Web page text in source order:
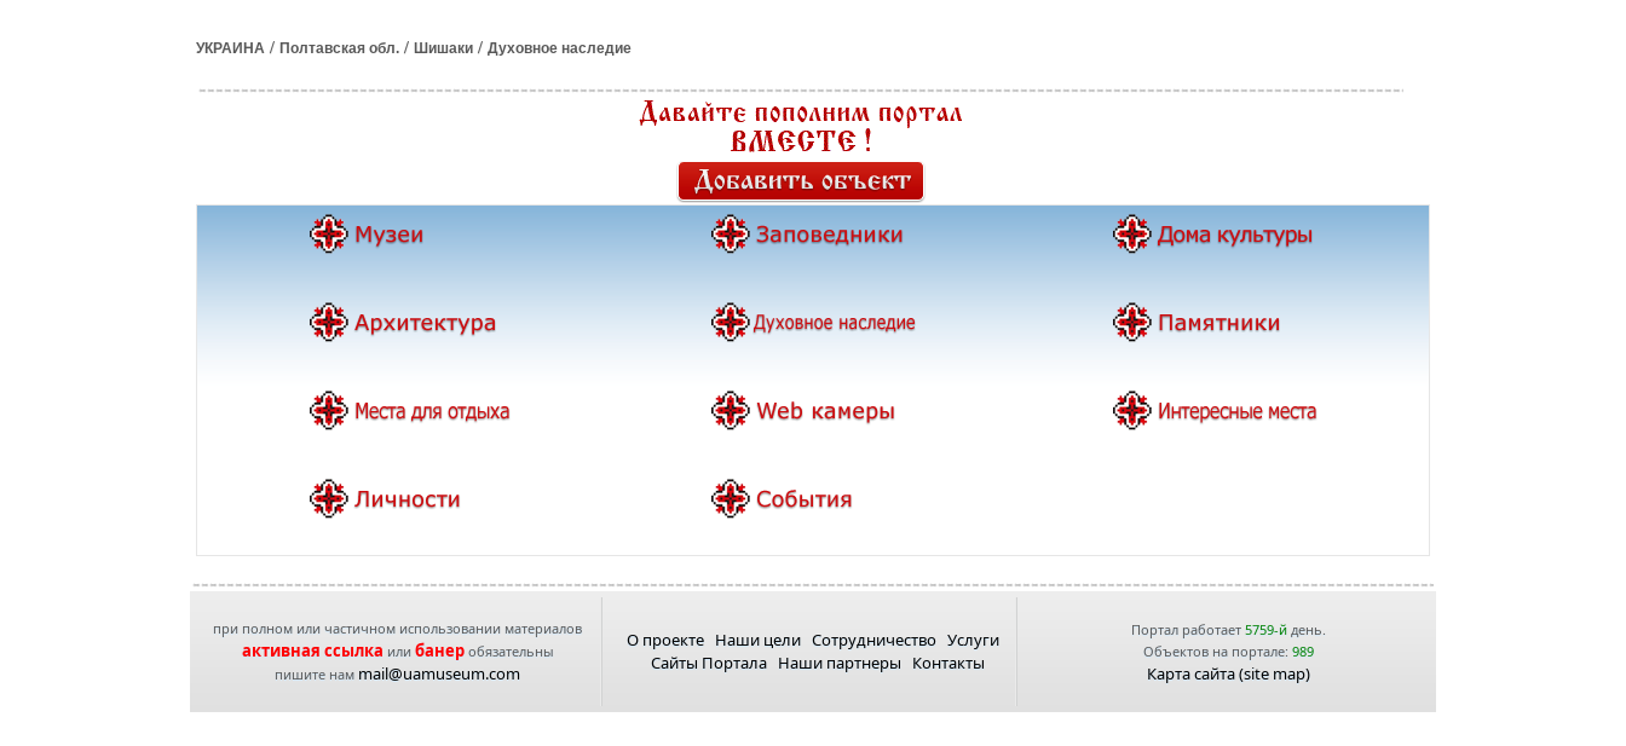
УКРАИНА / Полтавская обл. / Шишаки / Духовное наследие
при полном или частичном использовании материалов
активная ссылка или банеробязательны
пишите нам mail@uamuseum.com
О проекте Наши цели Сотрудничество Услуги
Сайты Портала Наши партнеры Контакты
Портал работает 5759-йдень.
Объектов на портале: 989
Карта сайта (site map)